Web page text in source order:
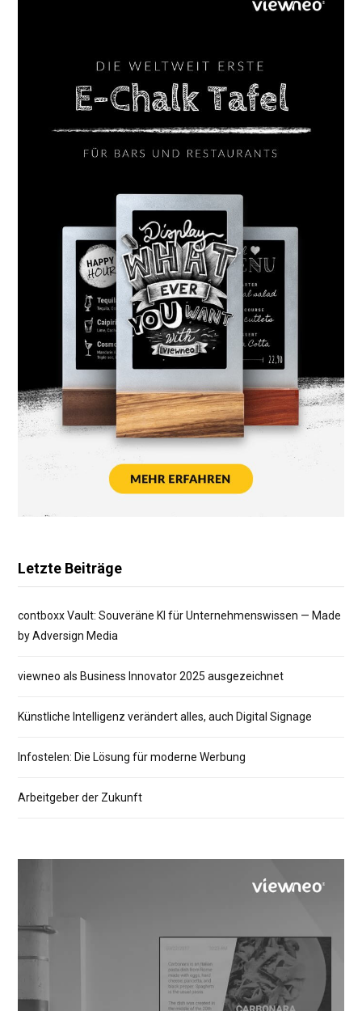
Letzte Beiträge
contboxx Vault: Souveräne KI für Unternehmenswissen — Made
by Adversign Media
viewneo als Business Innovator 2025 ausgezeichnet
Künstliche Intelligenz verändert alles, auch Digital Signage
Infostelen: Die Lösung für moderne Werbung
Arbeitgeber der Zukunft